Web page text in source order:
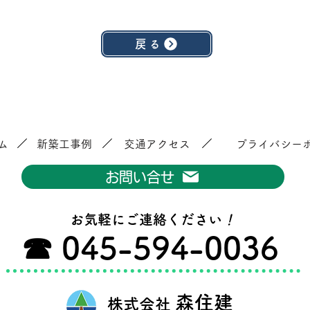
戻る
／
新築工事例
／
交通アクセス
／
プライバシー
お問い合せ
​ ☎ 045-594-0036
お気軽にご連絡ください ！
株式会社 森住建